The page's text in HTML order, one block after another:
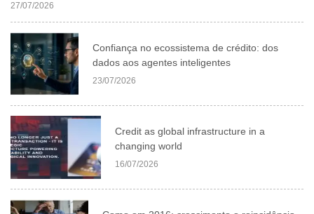
27/07/2026
Confiança no ecossistema de crédito: dos
dados aos agentes inteligentes
23/07/2026
Credit as global infrastructure in a
changing world
16/07/2026